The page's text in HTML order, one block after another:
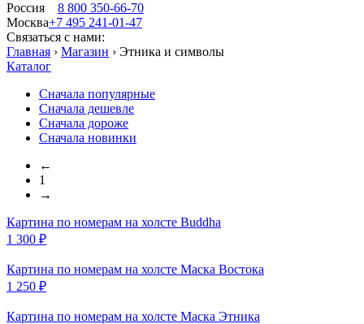
Россия
8 800 350-66-70
Москва+7 495 241-01-47
Связаться с нами:
Главная › Магазин › Этника и символы
Каталог
Сначала популярные
Сначала дешевле
Сначала дороже
Сначала новинки
←
1
→
Картина по номерам на холсте Buddha
1 300 ₽
Картина по номерам на холсте Маска Востока
1 250 ₽
Картина по номерам на холсте Маска Этника